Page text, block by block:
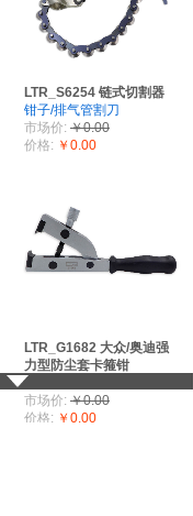
LTR_S6254 链式切割器
钳子/排气管割刀
市场价: ￥0.00
价格: ￥0.00
LTR_G1682 大众/奥迪强
力型防尘套卡箍钳
钳子/排气管割刀
市场价: ￥0.00
价格: ￥0.00